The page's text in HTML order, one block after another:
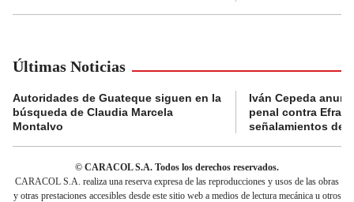
Últimas Noticias
Autoridades de Guateque siguen en la
búsqueda de Claudia Marcela
Montalvo
Iván Cepeda
penal contra
señalamientos de
© CARACOL S.A. Todos los derechos reservados.
CARACOL S.A. realiza una reserva expresa de las reproducciones y usos de las obras
y otras prestaciones accesibles desde este sitio web a medios de lectura mecánica u otros